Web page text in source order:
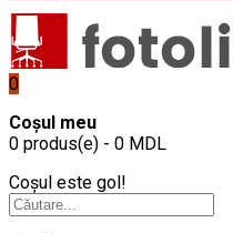
0
Coșul meu
0 produs(e) - 0 MDL
Coșul este gol!